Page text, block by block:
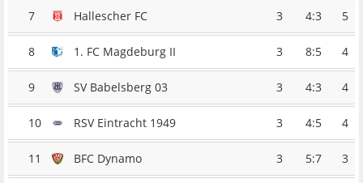
7 Hallescher FC 3 4:3 5
8 1. FC Magdeburg II 3 8:5 4
9 SV Babelsberg 03 3 4:3 4
10 RSV Eintracht 1949 3 4:5 4
11 BFC Dynamo 3 5:7 3